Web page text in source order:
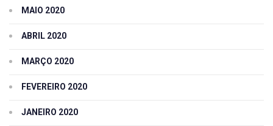
MAIO 2020
ABRIL 2020
MARÇO 2020
FEVEREIRO 2020
JANEIRO 2020